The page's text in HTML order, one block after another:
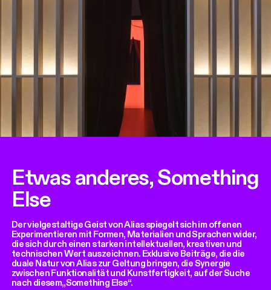
Etwas anderes, Something
Else
Der vielgestaltige Geist von Alias spiegelt sich im offenen
Experimentieren mit Formen, Materialien und Sprachen wider,
die sich durch einen starken intellektuellen, kreativen und
technischen Wert auszeichnen. Exklusive Beiträge, die die
duale Natur von Alias zur Geltung bringen, die Synergie
zwischen Funktionalität und Kunstfertigkeit, auf der Suche
nach diesem„Something Else“.